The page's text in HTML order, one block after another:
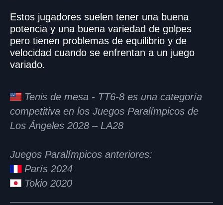
Estos jugadores suelen tener una buena
potencia y una buena variedad de golpes
pero tienen problemas de equilibrio y de
velocidad cuando se enfrentan a un juego
variado.
Tenis de mesa - TT6-8 es una categoría
competitiva en los Juegos Paralímpicos de
Los Ángeles 2028 – LA28
Juegos Paralímpicos anteriores:
París 2024
Tokio 2020